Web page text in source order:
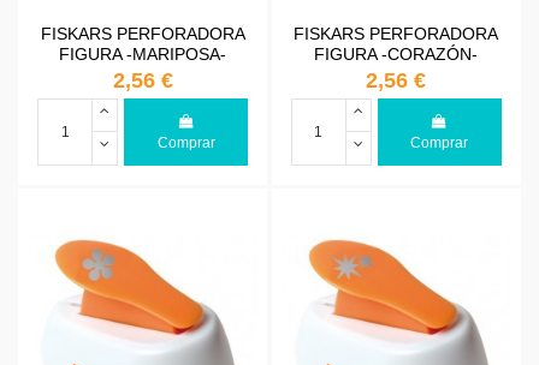
FISKARS PERFORADORA
FIGURA -MARIPOSA-
2,56 €
Comprar
FISKARS PERFORADORA
FIGURA -CORAZÓN-
2,56 €
Comprar